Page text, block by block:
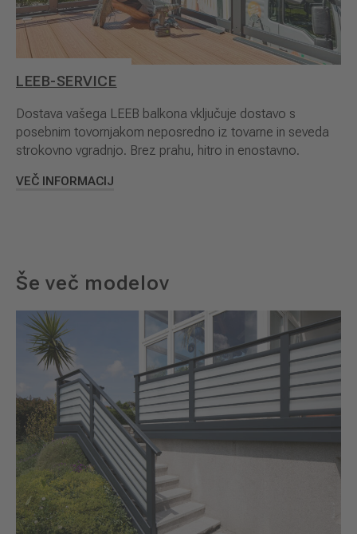
LEEB-SERVICE
Dostava vašega LEEB balkona vključuje dostavo s
posebnim tovornjakom neposredno iz tovarne in seveda
strokovno vgradnjo. Brez prahu, hitro in enostavno.
VEČ INFORMACIJ
Še več modelov